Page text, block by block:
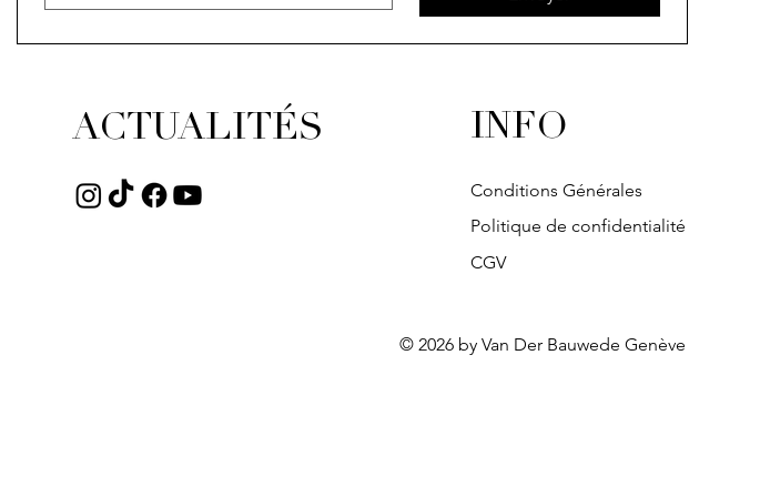
ACTUALITÉS INFO
Conditions Générales
Politique de confidentialité
CGV
© 2026 by Van Der Bauwede Genève